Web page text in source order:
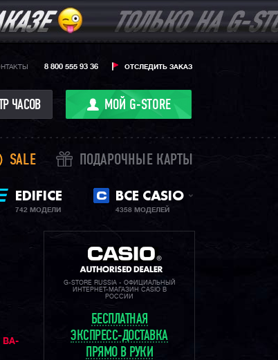
ОТСЛЕДИТЬ ЗАКАЗ
8 800 555 93 36
ЧАСОВ МОЙ G-STORE
SALE ПОДАРОЧНЫЕ КАРТЫ
EDIFICE
742 МОДЕЛИ
ВСЕ CASIO
4358 МОДЕЛЕЙ
BA-
G-STORE RUSSIA - ОФИЦИАЛЬНЫЙ
ИНТЕРНЕТ-МАГАЗИН CASIO В
РОССИИ
БЕСПЛАТНАЯ
ЭКСПРЕСС-ДОСТАВКА
ПРЯМО В РУКИ